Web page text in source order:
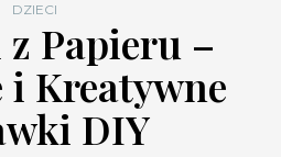
DZIECI
Papieru –
i Kreatywne
DIY